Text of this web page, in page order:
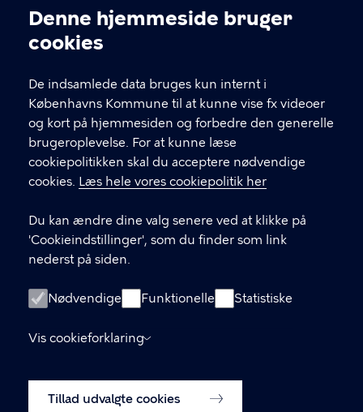
Cookieindstillinger
Denne hjemmeside bruger
cookies
De indsamlede data bruges kun internt i
Københavns Kommune til at kunne vise fx videoer
og kort på hjemmesiden og forbedre den generelle
brugeroplevelse. For at kunne læse
cookiepolitikken skal du acceptere nødvendige
cookies. Læs hele vores cookiepolitik her
Du kan ændre dine valg senere ved at klikke på
'Cookieindstillinger', som du finder som link
nederst på siden.
Nødvendige Funktionelle Statistiske
Vis cookieforklaring
Tillad udvalgte cookies
Kontakt Københavns Kommune
T
fFind andre kontakter her
CVR-nummer64942212
GENVEJE
Digital Post
Databeskyttelse
Tilgængelighedserklæring
Om hjemmesiden
Cookiepolitik